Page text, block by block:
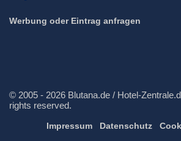
Werbung oder Eintrag anfragen
© 2005 - 2026 Blutana.de / Hotel-
rights reserved.
Impressum Datenschutz